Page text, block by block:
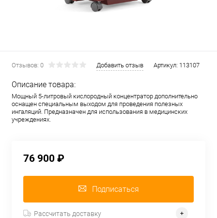
Отзывов: 0 Добавить отзыв Артикул: 113107
Описание товара:
Мощный 5-литровый кислородный концентратор дополнительно
оснащен специальным выходом для проведения полезных
ингаляций. Предназначен для использования в медицинских
учреждениях.
76 900 ₽
Подписаться
Рассчитать доставку